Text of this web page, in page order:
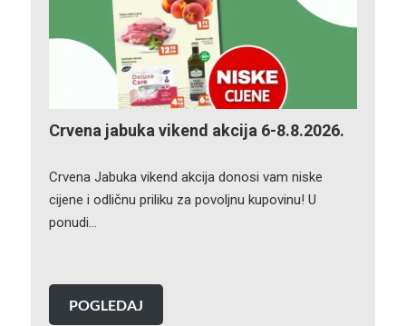
Crvena jabuka vikend akcija 6-8.8.2026.
Crvena Jabuka vikend akcija donosi vam niske
cijene i odličnu priliku za povoljnu kupovinu! U
ponudi…
POGLEDAJ